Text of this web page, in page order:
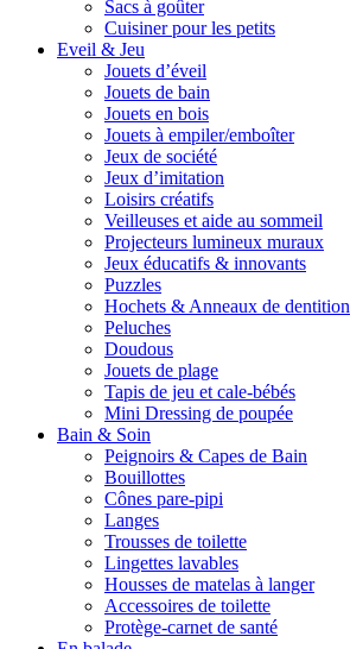
Sacs à goûter
Cuisiner pour les petits
Eveil & Jeu
Jouets d’éveil
Jouets de bain
Jouets en bois
Jouets à empiler/emboîter
Jeux de société
Jeux d’imitation
Loisirs créatifs
Veilleuses et aide au sommeil
Projecteurs lumineux muraux
Jeux éducatifs & innovants
Puzzles
Hochets & Anneaux de dentition
Peluches
Doudous
Jouets de plage
Tapis de jeu et cale-bébés
Mini Dressing de poupée
Bain & Soin
Peignoirs & Capes de Bain
Bouillottes
Cônes pare-pipi
Langes
Trousses de toilette
Lingettes lavables
Housses de matelas à langer
Accessoires de toilette
Protège-carnet de santé